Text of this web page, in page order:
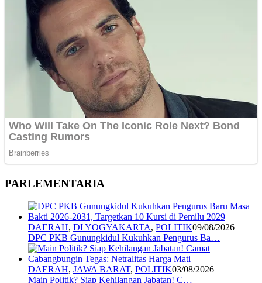
PARLEMENTARIA
DAERAH, DI YOGYAKARTA, POLITIK09/08/2026
DPC PKB Gunungkidul Kukuhkan Pengurus Ba…
DAERAH, JAWA BARAT, POLITIK03/08/2026
Main Politik? Siap Kehilangan Jabatan! C…